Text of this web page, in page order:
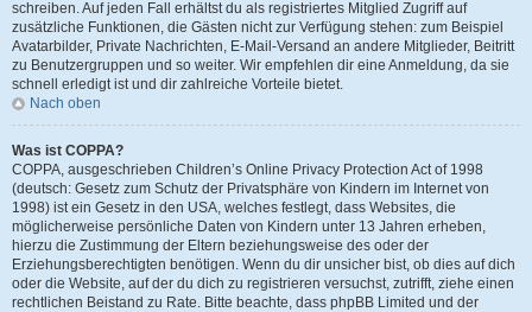
schreiben. Auf jeden Fall erhältst du als registriertes Mitglied Zugriff auf
zusätzliche Funktionen, die Gästen nicht zur Verfügung stehen: zum Beispiel
Avatarbilder, Private Nachrichten, E-Mail-Versand an andere Mitglieder, Beitritt
zu Benutzergruppen und so weiter. Wir empfehlen dir eine Anmeldung, da sie
schnell erledigt ist und dir zahlreiche Vorteile bietet.
Nach oben
Was ist COPPA?
COPPA, ausgeschrieben Children’s Online Privacy Protection Act of 1998
(deutsch: Gesetz zum Schutz der Privatsphäre von Kindern im Internet von
1998) ist ein Gesetz in den USA, welches festlegt, dass Websites, die
möglicherweise persönliche Daten von Kindern unter 13 Jahren erheben,
hierzu die Zustimmung der Eltern beziehungsweise des oder der
Erziehungsberechtigten benötigen. Wenn du dir unsicher bist, ob dies auf dich
oder die Website, auf der du dich zu registrieren versuchst, zutrifft, ziehe einen
rechtlichen Beistand zu Rate. Bitte beachte, dass phpBB Limited und der